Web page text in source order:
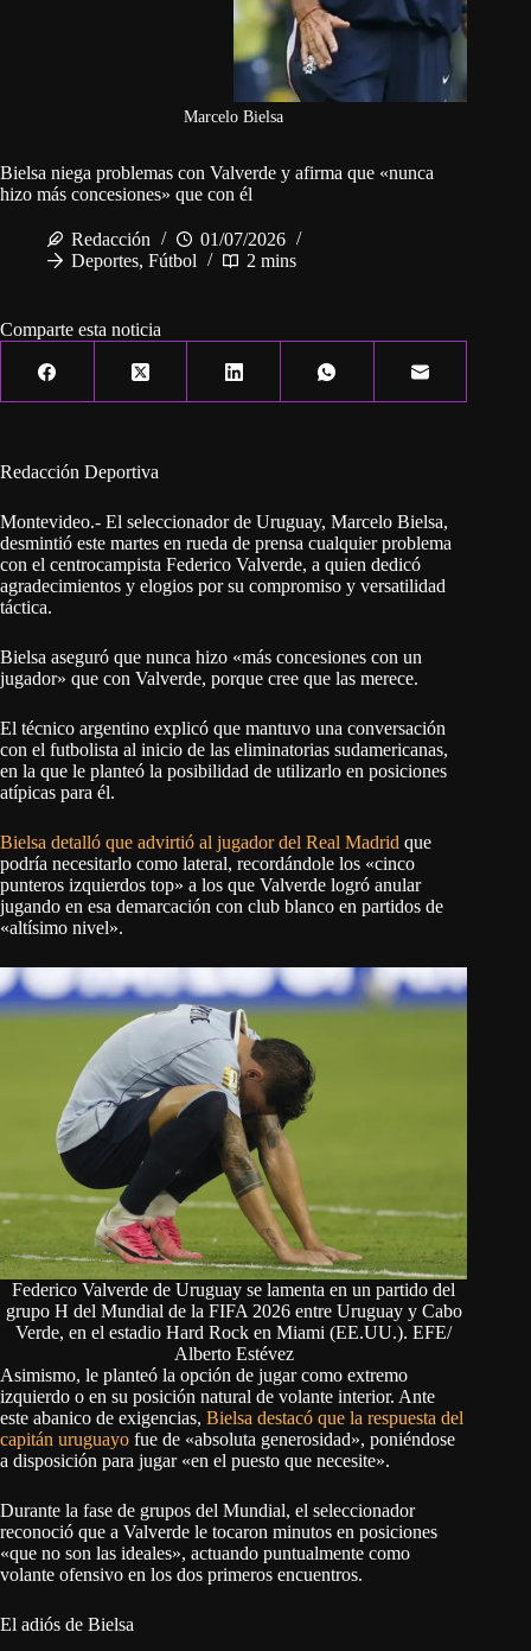
Marcelo Bielsa
Bielsa niega problemas con Valverde y afirma que «nunca
hizo más concesiones» que con él
Redacción
01/07/2026
Deportes, Fútbol 2 mins
Comparte esta noticia
Redacción Deportiva
Montevideo.- El seleccionador de Uruguay, Marcelo Bielsa,
desmintió este martes en rueda de prensa cualquier problema
con el centrocampista Federico Valverde, a quien dedicó
agradecimientos y elogios por su compromiso y versatilidad
táctica.
Bielsa aseguró que nunca hizo «más concesiones con un
jugador» que con Valverde, porque cree que las merece.
El técnico argentino explicó que mantuvo una conversación
con el futbolista al inicio de las eliminatorias sudamericanas,
en la que le planteó la posibilidad de utilizarlo en posiciones
atípicas para él.
Bielsa detalló que advirtió al jugador del Real Madrid que
podría necesitarlo como lateral, recordándole los «cinco
punteros izquierdos top» a los que Valverde logró anular
jugando en esa demarcación con club blanco en partidos de
«altísimo nivel».
Federico Valverde de Uruguay se lamenta en un partido del
grupo H del Mundial de la FIFA 2026 entre Uruguay y Cabo
Verde, en el estadio Hard Rock en Miami (EE.UU.). EFE/
Alberto Estévez
Asimismo, le planteó la opción de jugar como extremo
izquierdo o en su posición natural de volante interior. Ante
este abanico de exigencias, Bielsa destacó que la respuesta del
capitán uruguayo fue de «absoluta generosidad», poniéndose
a disposición para jugar «en el puesto que necesite».
Durante la fase de grupos del Mundial, el seleccionador
reconoció que a Valverde le tocaron minutos en posiciones
«que no son las ideales», actuando puntualmente como
volante ofensivo en los dos primeros encuentros.
El adiós de Bielsa